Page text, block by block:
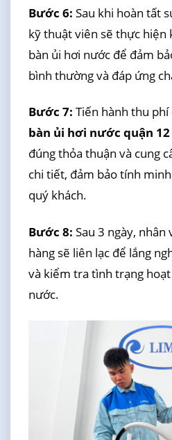
Bước 6: Sau khi hoàn tất
kỹ thuật viên sẽ thực hiện
bàn ủi hơi nước để đảm
bình thường và đáp ứng
Bước 7: Tiến hành thu phí
bàn ủi hơi nước quận 12
đúng thỏa thuận và cung
chi tiết, đảm bảo tính
quý khách.
Bước 8: Sau 3 ngày, nhân
hàng sẽ liên lạc để lắng
và kiểm tra tình trạng
nước.